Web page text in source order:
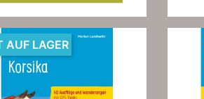
AUF LAGER